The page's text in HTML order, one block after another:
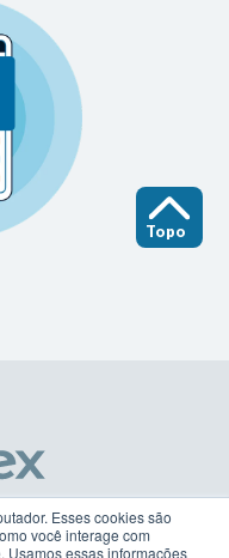
Esses cookies são
você interage com
Usamos essas informações
Topo